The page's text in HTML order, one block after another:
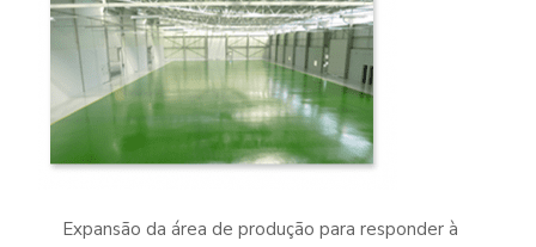
Expansão da área de produção para responder à